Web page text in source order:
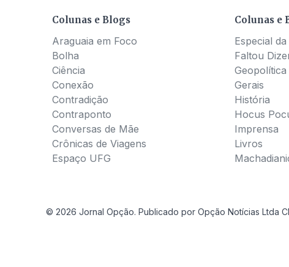
Colunas e Blogs
Araguaia em Foco
Bolha
Ciência
Conexão
Contradição
Contraponto
Conversas de Mãe
Crônicas de Viagens
Espaço UFG
Colunas e
Especial
Faltou
Geopolítica
Gerais
História
Hocus
Imprensa
Livros
© 2026 Jornal Opção. Publicado por Opção Notícias Ltda